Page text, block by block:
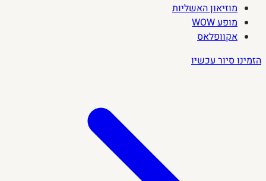
מוזיאון האשליות
מופע WOW
אקוופלאס
הזמינו סיור עכשיו